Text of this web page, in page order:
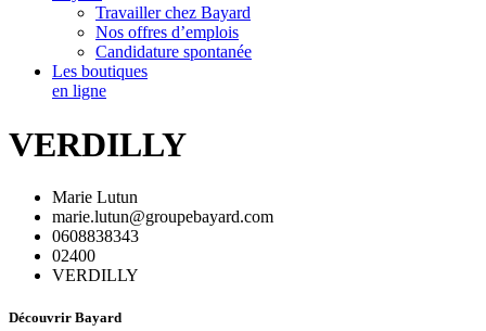
Travailler chez Bayard
Nos offres d’emplois
Candidature spontanée
Les boutiques
en ligne
VERDILLY
Marie Lutun
marie.lutun@groupebayard.com
0608838343
02400
VERDILLY
Découvrir Bayard